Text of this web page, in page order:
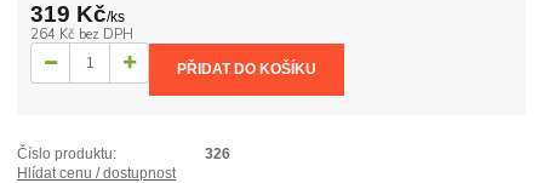
319 Kč/ks
264 Kč bez DPH
PŘIDAT DO KOŠÍKU
Číslo produktu:
326
Hlídat cenu / dostupnost